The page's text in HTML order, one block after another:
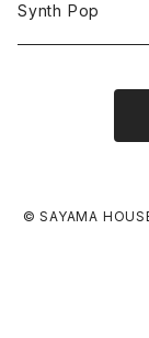
Synth Pop
© SAYAMA